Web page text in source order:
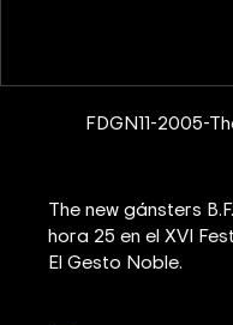
FDGN11-2005-
The new gánsters
hora 25 en el XVI
El Gesto Noble.